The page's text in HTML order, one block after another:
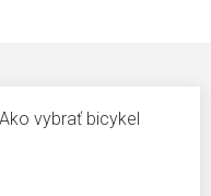
Ako vybrať bicykel